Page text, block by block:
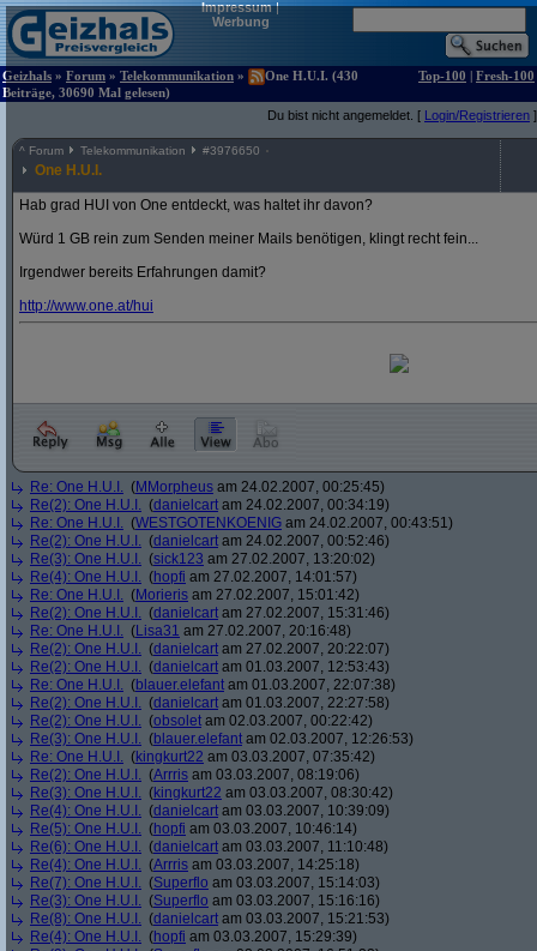
Impressum|
Werbung
Geizhals » Forum » Telekommunikation »
One H.U.I. (430
Beiträge, 30690 Mal gelesen)
Top-100 | Fresh-100
Du bist nicht angemeldet. [ Login/Registrieren ]
^ Forum Telekommunikation #3976650
One H.U.I.
Hab grad HUI von One entdeckt, was haltet ihr davon?
Würd 1 GB rein zum Senden meiner Mails benötigen, klingt recht fein...
Irgendwer bereits Erfahrungen damit?
http://www.one.at/hui
Re: One H.U.I. (MMorpheus am 24.02.2007, 00:25:45)
Re(2): One H.U.I. (danielcart am 24.02.2007, 00:34:19)
Re: One H.U.I. (WESTGOTENKOENIG am 24.02.2007, 00:43:51)
Re(2): One H.U.I. (danielcart am 24.02.2007, 00:52:46)
Re(3): One H.U.I. (sick123 am 27.02.2007, 13:20:02)
Re(4): One H.U.I. (hopfi am 27.02.2007, 14:01:57)
Re: One H.U.I. (Morieris am 27.02.2007, 15:01:42)
Re(2): One H.U.I. (danielcart am 27.02.2007, 15:31:46)
Re: One H.U.I. (Lisa31 am 27.02.2007, 20:16:48)
Re(2): One H.U.I. (danielcart am 27.02.2007, 20:22:07)
Re(2): One H.U.I. (danielcart am 01.03.2007, 12:53:43)
Re: One H.U.I. (blauer.elefant am 01.03.2007, 22:07:38)
Re(2): One H.U.I. (danielcart am 01.03.2007, 22:27:58)
Re(2): One H.U.I. (obsolet am 02.03.2007, 00:22:42)
Re(3): One H.U.I. (blauer.elefant am 02.03.2007, 12:26:53)
Re: One H.U.I. (kingkurt22 am 03.03.2007, 07:35:42)
Re(2): One H.U.I. (Arrris am 03.03.2007, 08:19:06)
Re(3): One H.U.I. (kingkurt22 am 03.03.2007, 08:30:42)
Re(4): One H.U.I. (danielcart am 03.03.2007, 10:39:09)
Re(5): One H.U.I. (hopfi am 03.03.2007, 10:46:14)
Re(6): One H.U.I. (danielcart am 03.03.2007, 11:10:48)
Re(4): One H.U.I. (Arrris am 03.03.2007, 14:25:18)
Re(7): One H.U.I. (Superflo am 03.03.2007, 15:14:03)
Re(3): One H.U.I. (Superflo am 03.03.2007, 15:16:16)
Re(8): One H.U.I. (danielcart am 03.03.2007, 15:21:53)
Re(4): One H.U.I. (hopfi am 03.03.2007, 15:29:39)